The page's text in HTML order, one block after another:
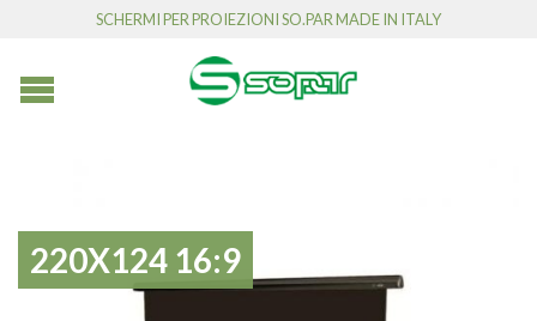
SCHERMI PER PROIEZIONI SO.PAR MADE IN ITALY
220X124 16:9